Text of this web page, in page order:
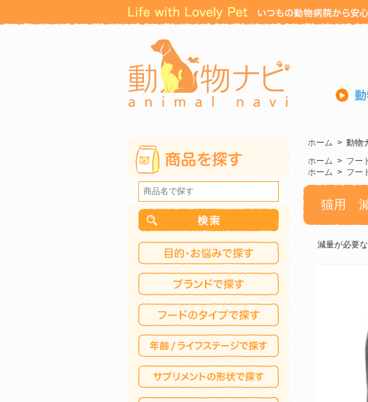
ホーム > 動物
ホーム > フー
ホーム > フー
猫用
減量が必要